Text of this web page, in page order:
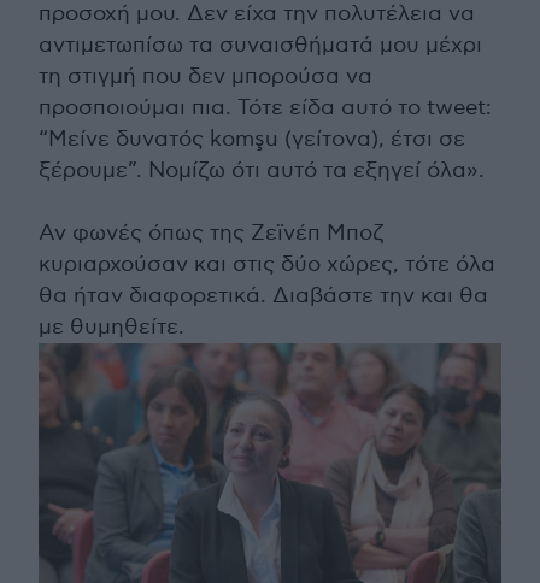
προσοχή μου. Δεν είχα την πολυτέλεια να
αντιμετωπίσω τα συναισθήματά μου μέχρι
τη στιγμή που δεν μπορούσα να
προσποιούμαι πια. Τότε είδα αυτό το tweet:
“Μείνε δυνατός komşu (γείτονα), έτσι σε
ξέρουμε”. Νομίζω ότι αυτό τα εξηγεί όλα».
Αν φωνές όπως της Ζεϊνέπ Μποζ
κυριαρχούσαν και στις δύο χώρες, τότε όλα
θα ήταν διαφορετικά. Διαβάστε την και θα
με θυμηθείτε.